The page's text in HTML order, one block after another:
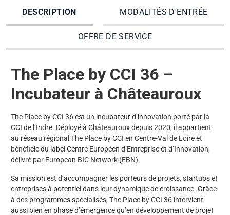
DESCRIPTION MODALITÉS D'ENTRÉE
OFFRE DE SERVICE
The Place by CCI 36 –
Incubateur à Châteauroux
The Place by CCI 36 est un incubateur d’innovation porté par la
CCI de l’Indre. Déployé à Châteauroux depuis 2020, il appartient
au réseau régional The Place by CCI en Centre-Val de Loire et
bénéficie du label Centre Européen d’Entreprise et d’Innovation,
délivré par European BIC Network (EBN).
Sa mission est d’accompagner les porteurs de projets, startups et
entreprises à potentiel dans leur dynamique de croissance. Grâce
à des programmes spécialisés, The Place by CCI 36 intervient
aussi bien en phase d’émergence qu’en développement de projet